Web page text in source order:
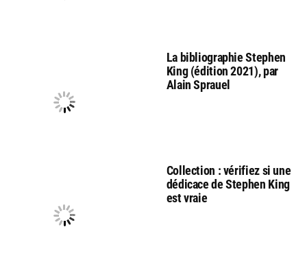
La bibliographie Stephen
King (édition 2021), par
Alain Sprauel
Collection : vérifiez si une
dédicace de Stephen King
est vraie